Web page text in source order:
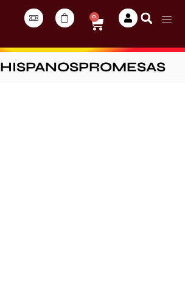
0
HISPANOSPROMESAS